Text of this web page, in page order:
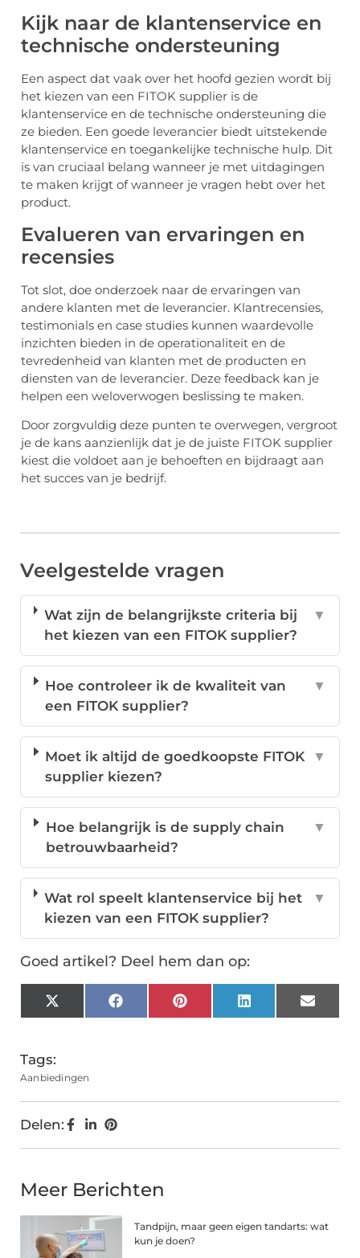
Kijk naar de klantenservice en
technische ondersteuning
Een aspect dat vaak over het hoofd gezien wordt bij
het kiezen van een FITOK supplier is de
klantenservice en de technische ondersteuning die
ze bieden. Een goede leverancier biedt uitstekende
klantenservice en toegankelijke technische hulp. Dit
is van cruciaal belang wanneer je met uitdagingen
te maken krijgt of wanneer je vragen hebt over het
product.
Evalueren van ervaringen en
recensies
Tot slot, doe onderzoek naar de ervaringen van
andere klanten met de leverancier. Klantrecensies,
testimonials en case studies kunnen waardevolle
inzichten bieden in de operationaliteit en de
tevredenheid van klanten met de producten en
diensten van de leverancier. Deze feedback kan je
helpen een weloverwogen beslissing te maken.
Door zorgvuldig deze punten te overwegen, vergroot
je de kans aanzienlijk dat je de juiste FITOK supplier
kiest die voldoet aan je behoeften en bijdraagt aan
het succes van je bedrijf.
Veelgestelde vragen
Wat zijn de belangrijkste criteria bij
het kiezen van een FITOK supplier?
▼
Hoe controleer ik de kwaliteit van
een FITOK supplier?
▼
Moet ik altijd de goedkoopste FITOK
supplier kiezen?
▼
Hoe belangrijk is de supply chain
betrouwbaarheid?
▼
Wat rol speelt klantenservice bij het
kiezen van een FITOK supplier?
▼
Goed artikel? Deel hem dan op:
X
(Twitter)
FacebookPinterestLinkedInEmail
Tags:
Aanbiedingen
Delen:
Meer Berichten
Tandpijn, maar geen eigen tandarts: wat
kun je doen?